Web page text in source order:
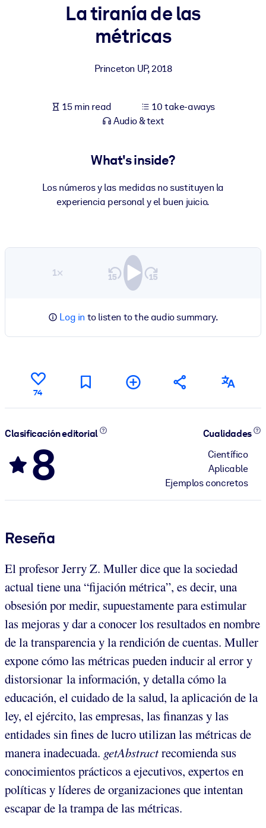
Enrich your corporate library with trusted, ready-to-use business
outputs.
La tiranía de las
métricas
Princeton UP,2018
15 min read
10 take-aways
Audio & text
What's inside?
Los números y las medidas no sustituyen la
experiencia personal y el buen juicio.
1×
Log in to listen to the audio summary.
74
Clasificación editorial
8
Cualidades
Científico
Aplicable
Ejemplos concretos
Reseña
El profesor Jerry Z. Muller dice que la sociedad
actual tiene una “fijación métrica”, es decir, una
obsesión por medir, supuestamente para estimular
las mejoras y dar a conocer los resultados en nombre
de la transparencia y la rendición de cuentas. Muller
expone cómo las métricas pueden inducir al error y
distorsionar la información, y detalla cómo la
educación, el cuidado de la salud, la aplicación de la
ley, el ejército, las empresas, las finanzas y las
entidades sin fines de lucro utilizan las métricas de
manera inadecuada. getAbstractrecomienda sus
conocimientos prácticos a ejecutivos, expertos en
políticas y líderes de organizaciones que intentan
escapar de la trampa de las métricas.